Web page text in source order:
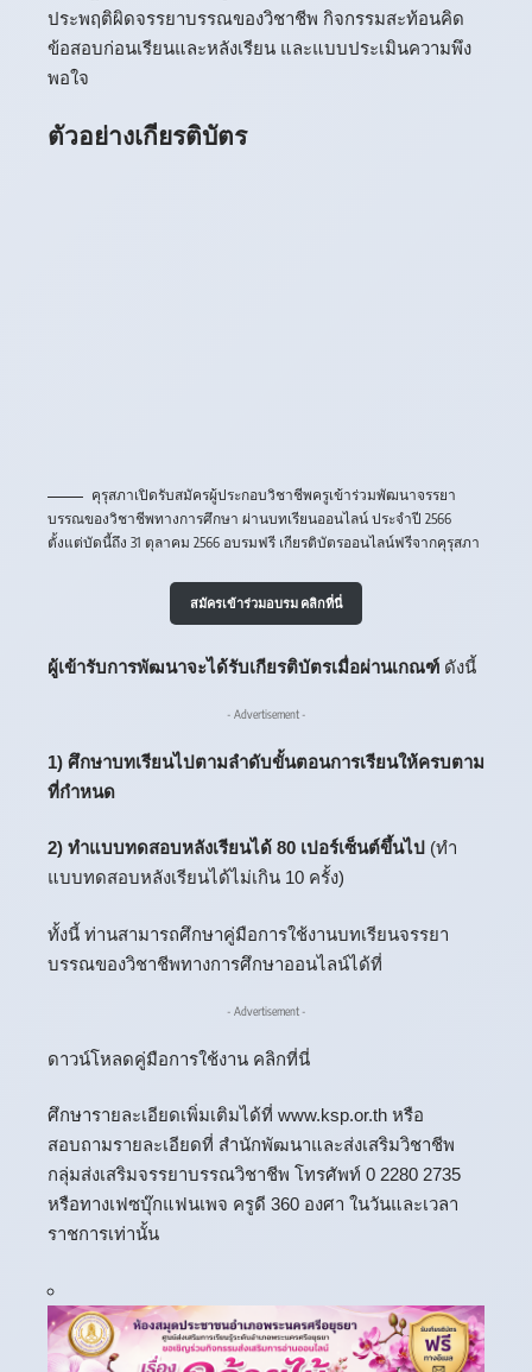
ประพฤติผิดจรรยาบรรณของวิชาชีพ กิจกรรมสะท้อนคิด
ข้อสอบก่อนเรียนและหลังเรียน และแบบประเมินความพึง
พอใจ
ตัวอย่างเกียรติบัตร
คุรุสภาเปิดรับสมัครผู้ประกอบวิชาชีพครูเข้าร่วมพัฒนาจรรยา
บรรณของวิชาชีพทางการศึกษา ผ่านบทเรียนออนไลน์ ประจำปี 2566
ตั้งแต่บัดนี้ถึง 31 ตุลาคม 2566 อบรมฟรี เกียรติบัตรออนไลน์ฟรีจากคุรุสภา
สมัครเข้าร่วมอบรม คลิกที่นี่
ผู้เข้ารับการพัฒนาจะได้รับเกียรติบัตรเมื่อผ่านเกณฑ์ ดังนี้
- Advertisement -
1) ศึกษาบทเรียนไปตามลำดับขั้นตอนการเรียนให้ครบตาม
ที่กำหนด
2) ทำแบบทดสอบหลังเรียนได้ 80 เปอร์เซ็นต์ขึ้นไป (ทำ
แบบทดสอบหลังเรียนได้ไม่เกิน 10 ครั้ง)
ทั้งนี้ ท่านสามารถศึกษาคู่มือการใช้งานบทเรียนจรรยา
บรรณของวิชาชีพทางการศึกษาออนไลน์ได้ที่
- Advertisement -
ดาวน์โหลดคู่มือการใช้งาน คลิกที่นี่
ศึกษารายละเอียดเพิ่มเติมได้ที่ www.ksp.or.th หรือ
สอบถามรายละเอียดที่ สำนักพัฒนาและส่งเสริมวิชาชีพ
กลุ่มส่งเสริมจรรยาบรรณวิชาชีพ โทรศัพท์ 0 2280 2735
หรือทางเฟซบุ๊กแฟนเพจ ครูดี 360 องศา ในวันและเวลา
ราชการเท่านั้น